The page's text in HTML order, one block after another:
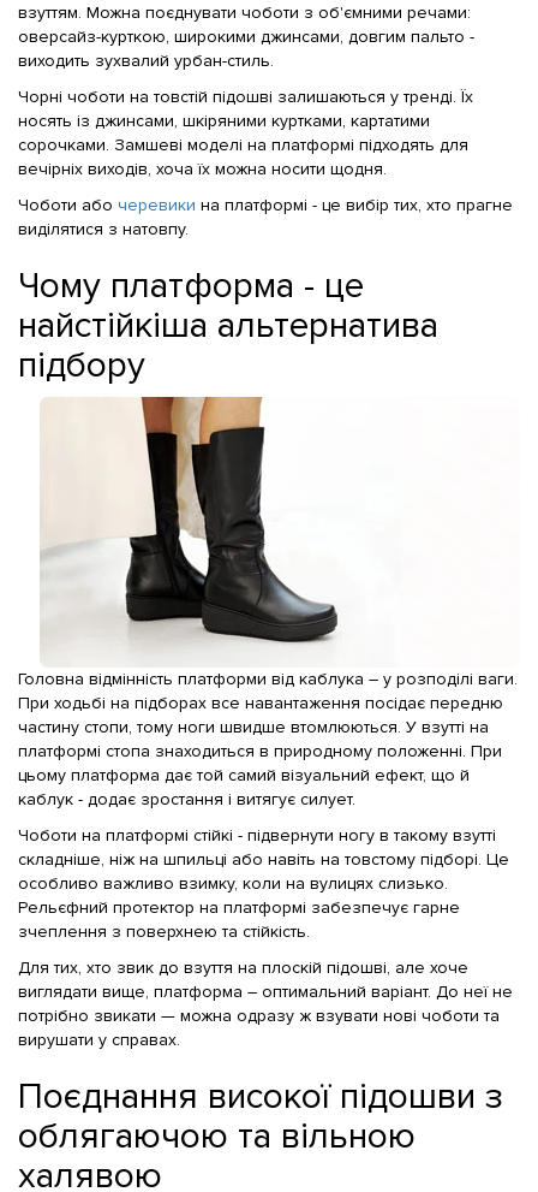
взуттям. Можна поєднувати чоботи з об'ємними речами:
оверсайз-курткою, широкими джинсами, довгим пальто -
виходить зухвалий урбан-стиль.
Чорні чоботи на товстій підошві залишаються у тренді. Їх
носять із джинсами, шкіряними куртками, картатими
сорочками. Замшеві моделі на платформі підходять для
вечірніх виходів, хоча їх можна носити щодня.
Чоботи або черевики на платформі - це вибір тих, хто прагне
виділятися з натовпу.
Чому платформа - це
найстійкіша альтернатива
підбору
Головна відмінність платформи від каблука – у розподілі ваги.
При ходьбі на підборах все навантаження посідає передню
частину стопи, тому ноги швидше втомлюються. У взутті на
платформі стопа знаходиться в природному положенні. При
цьому платформа дає той самий візуальний ефект, що й
каблук - додає зростання і витягує силует.
Чоботи на платформі стійкі - підвернути ногу в такому взутті
складніше, ніж на шпильці або навіть на товстому підборі. Це
особливо важливо взимку, коли на вулицях слизько.
Рельєфний протектор на платформі забезпечує гарне
зчеплення з поверхнею та стійкість.
Для тих, хто звик до взуття на плоскій підошві, але хоче
виглядати вище, платформа – оптимальний варіант. До неї не
потрібно звикати — можна одразу ж взувати нові чоботи та
вирушати у справах.
Поєднання високої підошви з
облягаючою та вільною
халявою